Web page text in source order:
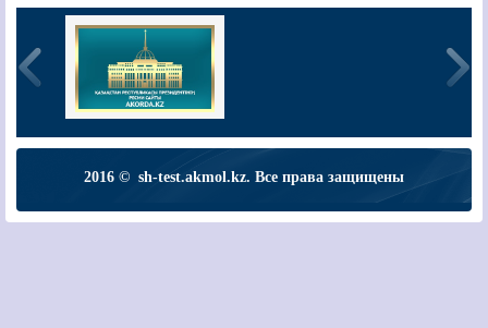
2016 © sh-test.akmol.kz. Все права защищены